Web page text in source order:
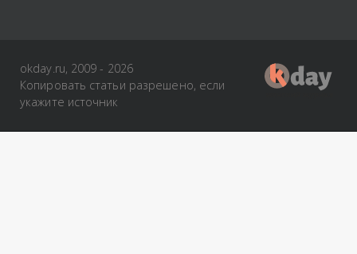
okday.ru, 2009 - 2026
Копировать статьи разрешено, если
укажите источник